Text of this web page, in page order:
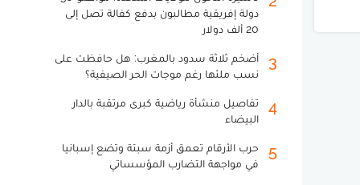
دولة إفريقية مطالبون بدفع كفالة تصل إلى
20 ألف دولار
3
أضخم ثلاثة سدود بالمغرب: هل حافظت على
نسب ملئها رغم موجات الحر الصيفية؟
4
تفاصيل منشأة رياضية كبرى مرتقبة بالدار
البيضاء
5
حرب الأرقام تعمق أزمة سبتة وتضع إسبانيا
في مواجهة التضارب المؤسساتي